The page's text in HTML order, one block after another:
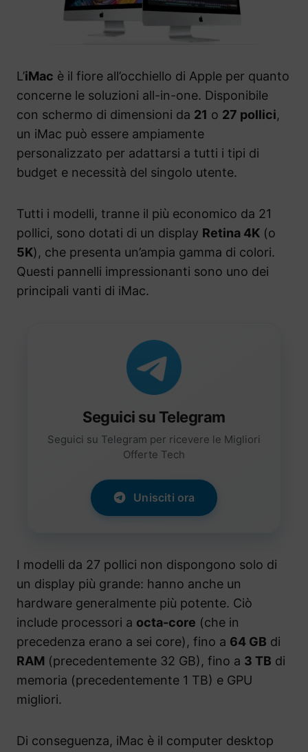
L’iMac è il fiore all’occhiello di Apple per quanto
concerne le soluzioni all-in-one. Disponibile
con schermo di dimensioni da 21 o 27 pollici,
un iMac può essere ampiamente
personalizzato per adattarsi a tutti i tipi di
budget e necessità del singolo utente.
Tutti i modelli, tranne il più economico da 21
pollici, sono dotati di un display Retina 4K (o
5K), che presenta un’ampia gamma di colori.
Questi pannelli impressionanti sono uno dei
principali vanti di iMac.
Seguici su Telegram
Seguici su Telegram per ricevere le Migliori
Offerte Tech
Unisciti ora
I modelli da 27 pollici non dispongono solo di
un display più grande: hanno anche un
hardware generalmente più potente. Ciò
include processori a octa-core (che in
precedenza erano a sei core), fino a 64 GB di
RAM (precedentemente 32 GB), fino a 3 TB di
memoria (precedentemente 1 TB) e GPU
migliori.
Di conseguenza, iMac è il computer desktop